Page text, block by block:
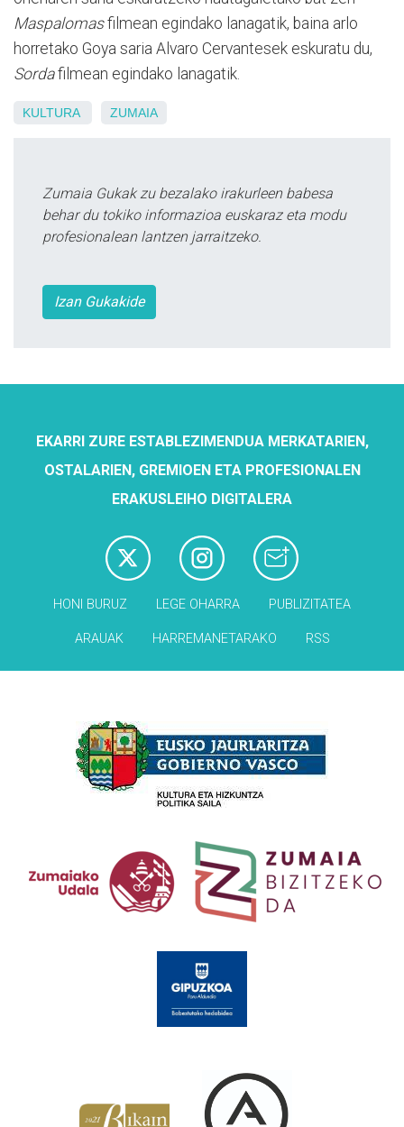
Maspalomasfilmean egindako lanagatik, baina arlo
horretako Goya saria Alvaro Cervantesek eskuratu du,
Sordafilmean egindako lanagatik.
KULTURA ZUMAIA
Zumaia Gukak zu bezalako irakurleen babesa
behar du tokiko informazioa euskaraz eta modu
profesionalean lantzen jarraitzeko.
Izan Gukakide
EKARRI ZURE ESTABLEZIMENDUA MERKATARIEN,
OSTALARIEN, GREMIOEN ETA PROFESIONALEN
ERAKUSLEIHO DIGITALERA
HONI BURUZ LEGE OHARRA PUBLIZITATEA
ARAUAK HARREMANETARAKO RSS